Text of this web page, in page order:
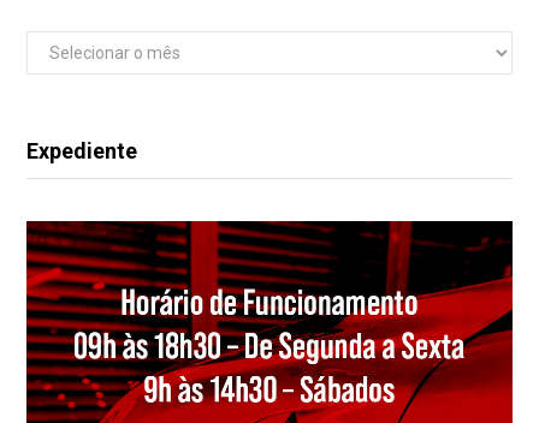
Arquivos
Expediente